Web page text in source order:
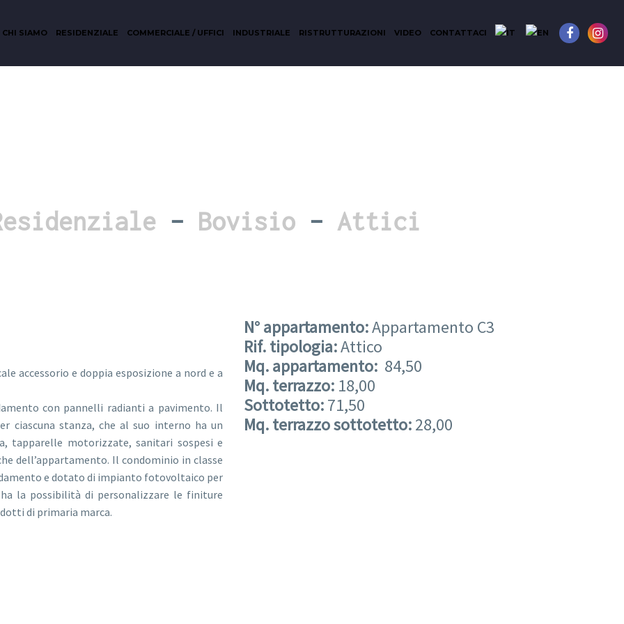
CHI SIAMO RESIDENZIALE COMMERCIALE / UFFICI INDUSTRIALE RISTRUTTURAZIONI VIDEO CONTATTACI
– Bovisio – Attici
accessorio e doppia esposizione a nord e a
con pannelli radianti a pavimento. Il
stanza, che al suo interno ha un
tapparelle motorizzate, sanitari sospesi e
dell’appartamento. Il condominio in classe
e dotato di impianto fotovoltaico per
la possibilità di personalizzare le finiture
di primaria marca.
N° appartamento:Appartamento C3
Rif. tipologia:Attico
Mq. appartamento: 84,50
Mq. terrazzo: 18,00
Sottotetto:71,50
Mq. terrazzo sottotetto:28,00